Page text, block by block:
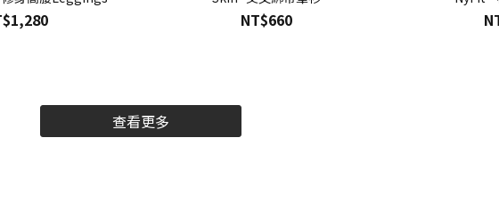
NT$660
查看更多